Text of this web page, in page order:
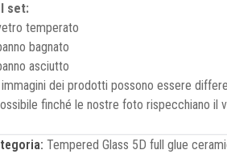
set:
temperato
bagnato
asciutto
immagini dei prodotti possono essere
finché le nostre foto rispecchiano il
Tempered Glass 5D full glue